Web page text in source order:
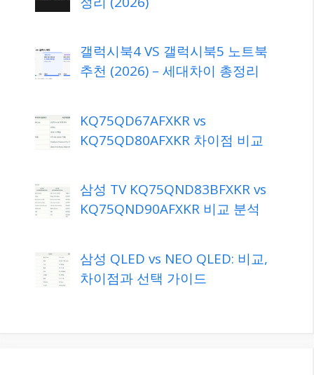
갤럭시북4 VS 갤럭시북5 노트북
추천 (2026) – 세대차이 총정리
KQ75QD67AFXKR vs
KQ75QD80AFXKR 차이점 비교
삼성 TV KQ75QND83BFXKR vs
KQ75QND90AFXKR 비교 분석
삼성 QLED vs NEO QLED: 비교,
차이점과 선택 가이드